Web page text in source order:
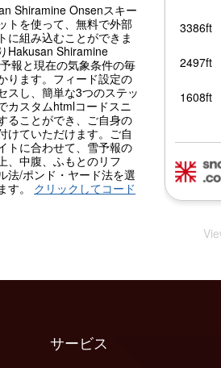
Shiramine Onsenスキー
トを使って、無料で外部
に組み込むことができま
Hakusan Shiramine
報と現在の気象条件の毎
ります。フィード設定の
スし、簡単な3つのステッ
カスタムhtmlコードスニ
ることができ、ご自身の
けていただけます。ご自
トに合わせて、雪予報の
、中腹、ふもとのリフ
法/ポンド・ヤード法を選
す。 クリックしてコード
サービス